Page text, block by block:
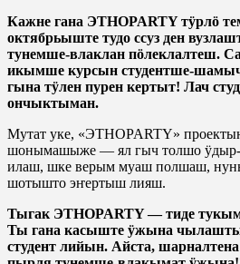
Кажне гана ЭТНОPARTY тӱрлӧ
октябрьыште тудо ссуз ден
тунемше-влаклан пӧлеклалтеш.
икымше курсын студентше-
гына тӱлен пурен кертыт! Лач
ончыктыман.
Мутат уке, «ЭТНОPARTY»
шонымашыже — ял гыч толшо ӱдыр-
илаш, шке верым муаш полшаш,
шотышто эҥертыш лияш.
Тыгак ЭТНОPARTY — тиде
Ты гана касыште ӱжына
студент лийын. Айста,